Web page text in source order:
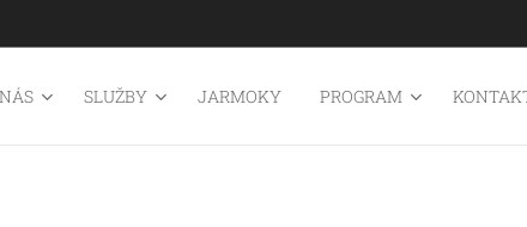
SLUŽBY JARMOKY PROGRAM